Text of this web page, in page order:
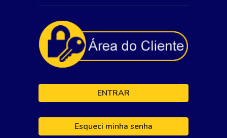
ENTRAR
Esqueci minha senha